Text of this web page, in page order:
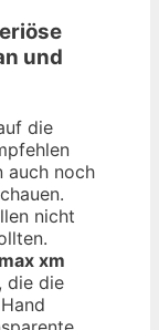
und
die
auch noch
nicht
xm
die die